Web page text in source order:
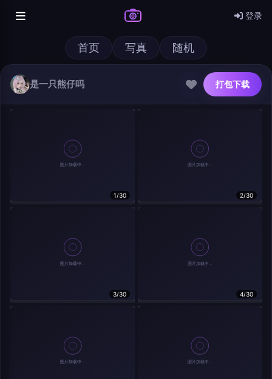
登录
首页 写真 随机
是一只熊仔吗 打包下载
1/30 2/30
3/30 4/30
@author 打包下载
实时弹幕